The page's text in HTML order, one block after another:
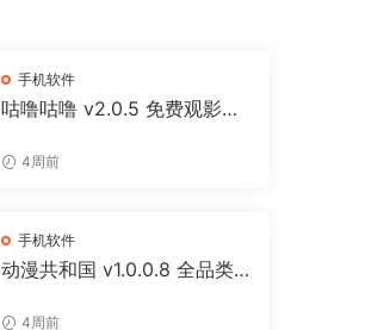
手机软件
咕噜咕噜 v2.0.5 免费观影神
4周前
手机软件
动漫共和国 v1.0.0.8 全品类
投屏缓存工具
4周前